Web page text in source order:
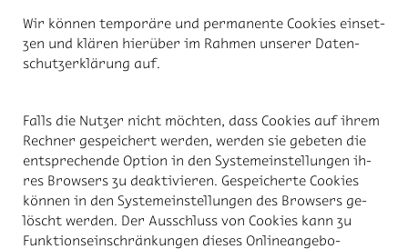
Wir kön­nen tem­po­rä­re und per­ma­nen­te Coo­kies ein­set­
zen und klä­ren hier­über im Rah­men un­se­rer Da­ten­
schutz­er­klä­rung auf.
Falls die Nut­zer nicht möch­ten, dass Coo­kies auf ih­rem
Rech­ner ge­spei­chert wer­den, wer­den sie ge­be­ten die
ent­spre­chen­de Op­ti­on in den Sys­tem­ein­stel­lun­gen ih­
res Brow­sers zu de­ak­ti­vie­ren. Ge­spei­cher­te Coo­kies
kön­nen in den Sys­tem­ein­stel­lun­gen des Brow­sers ge­
löscht wer­den. Der Aus­schluss von Coo­kies kann zu
Funk­ti­ons­ein­schrän­kun­gen die­ses On­line­an­ge­bo­